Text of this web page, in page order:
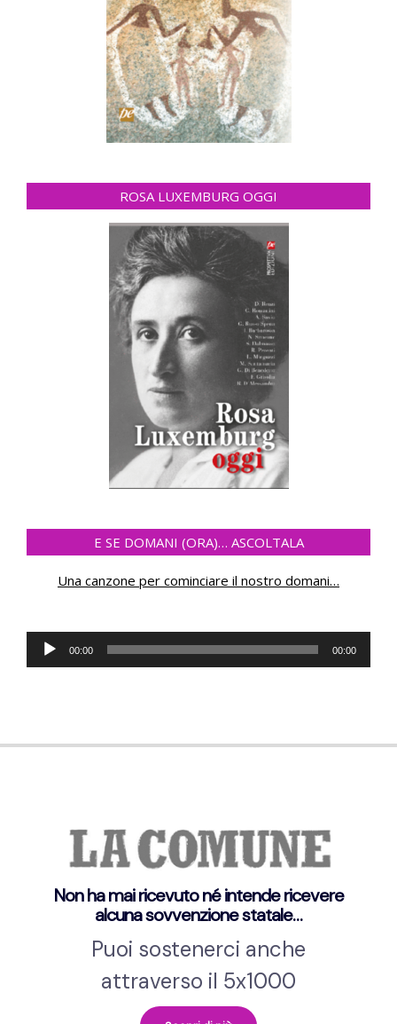
ROSA LUXEMBURG OGGI
E SE DOMANI (ORA)… ASCOLTALA
Una canzone per cominciare il nostro domani…
Lecteur
audio
00:00 00:00
Non ha mai ricevuto né intende ricevere
alcuna sovvenzione statale…
Puoi sostenerci anche
attraverso il 5x1000